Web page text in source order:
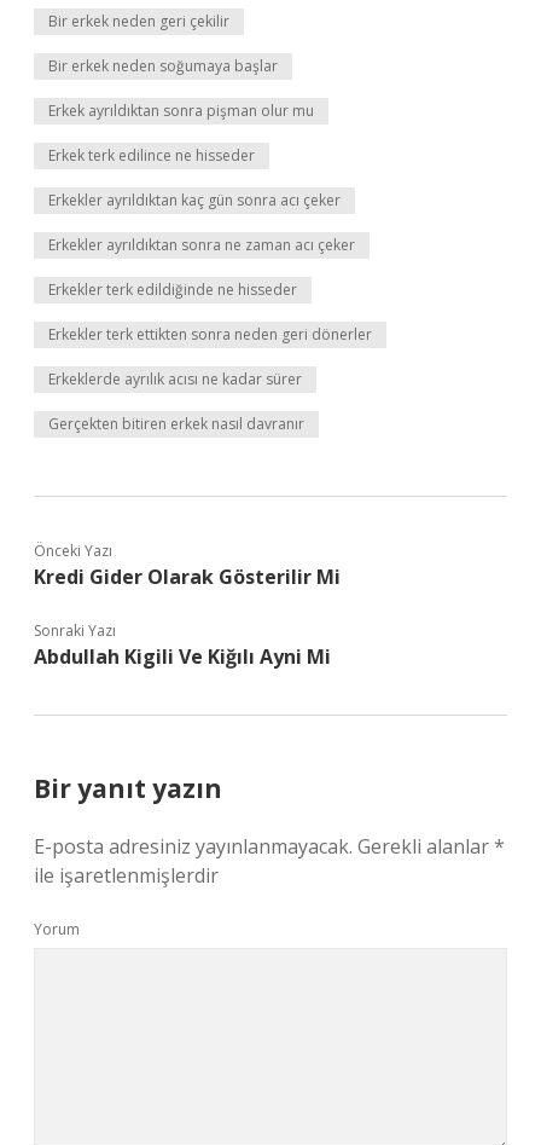
Bir erkek neden geri çekilir
Bir erkek neden soğumaya başlar
Erkek ayrıldıktan sonra pişman olur mu
Erkek terk edilince ne hisseder
Erkekler ayrıldıktan kaç gün sonra acı çeker
Erkekler ayrıldıktan sonra ne zaman acı çeker
Erkekler terk edildiğinde ne hisseder
Erkekler terk ettikten sonra neden geri dönerler
Erkeklerde ayrılık acısı ne kadar sürer
Gerçekten bitiren erkek nasıl davranır
Önceki Yazı
Kredi Gider Olarak Gösterilir Mi
Sonraki Yazı
Abdullah Kigili Ve Kiğılı Ayni Mi
Bir yanıt yazın
E-posta adresiniz yayınlanmayacak. Gerekli alanlar*
ile işaretlenmişlerdir
Yorum